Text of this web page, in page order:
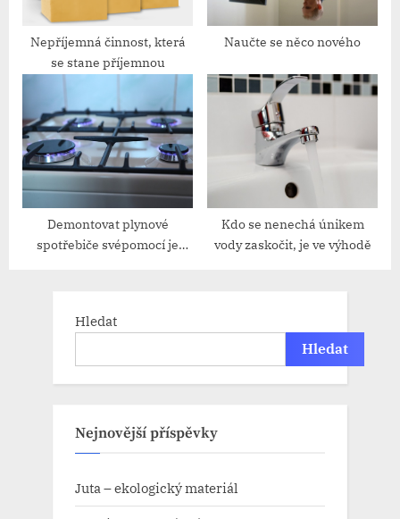
Nepříjemná činnost, která
se stane příjemnou
Naučte se něco nového
Demontovat plynové
spotřebiče svépomocí je
Kdo se nenechá únikem
vody zaskočit, je ve výhodě
Hledat
Hledat
Nejnovější příspěvky
Juta – ekologický materiál